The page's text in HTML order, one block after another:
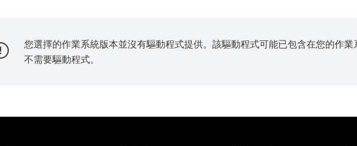
您選擇的作業系統版本並沒有驅動程式提供。該驅動程式可能已包含在您的作業
不需要驅動程式。